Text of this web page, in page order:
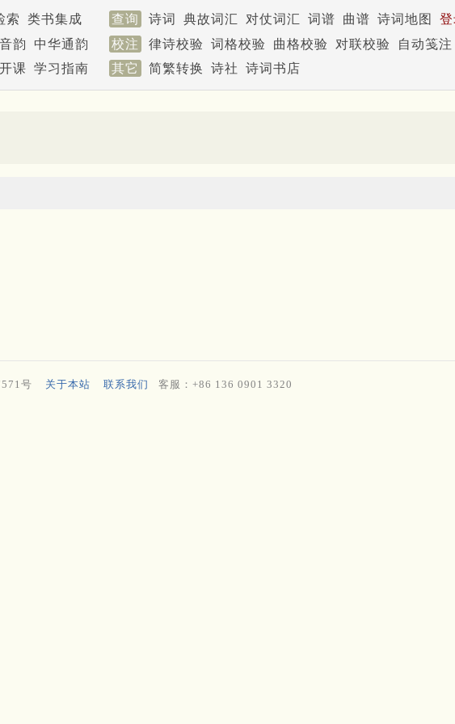
索 类书集成 查询 诗词 典故词汇 对仗词汇 词谱 曲谱 诗词地图
韵 中华通韵 校注 律诗校验 词格校验 曲格校验 对联校验
自动笺注
课 学习指南 其它 简繁转换 诗社 诗词书店
号 关于本站 联系我们 客服：+86 136 0901 3320